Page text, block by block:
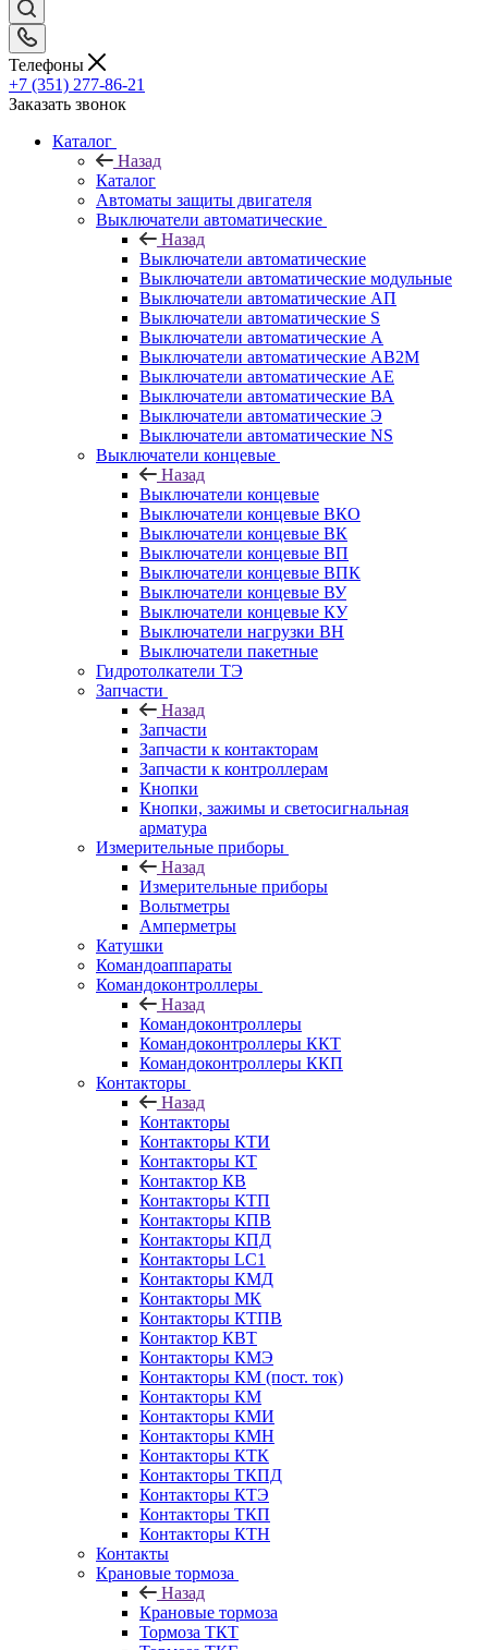
Телефоны
+7 (351) 277-86-21
Заказать звонок
Каталог
Назад
Каталог
Автоматы защиты двигателя
Выключатели автоматические
Назад
Выключатели автоматические
Выключатели автоматические модульные
Выключатели автоматические АП
Выключатели автоматические S
Выключатели автоматические А
Выключатели автоматические АВ2М
Выключатели автоматические АЕ
Выключатели автоматические ВА
Выключатели автоматические Э
Выключатели автоматические NS
Выключатели концевые
Назад
Выключатели концевые
Выключатели концевые ВКО
Выключатели концевые ВК
Выключатели концевые ВП
Выключатели концевые ВПК
Выключатели концевые ВУ
Выключатели концевые КУ
Выключатели нагрузки ВН
Выключатели пакетные
Гидротолкатели ТЭ
Запчасти
Назад
Запчасти
Запчасти к контакторам
Запчасти к контроллерам
Кнопки
Кнопки, зажимы и светосигнальная
арматура
Измерительные приборы
Назад
Измерительные приборы
Вольтметры
Амперметры
Катушки
Командоаппараты
Командоконтроллеры
Назад
Командоконтроллеры
Командоконтроллеры ККТ
Командоконтроллеры ККП
Контакторы
Назад
Контакторы
Контакторы КТИ
Контакторы КТ
Контактор КВ
Контакторы КТП
Контакторы КПВ
Контакторы КПД
Контакторы LC1
Контакторы КМД
Контакторы МК
Контакторы КТПВ
Контактор КВТ
Контакторы КМЭ
Контакторы КМ (пост. ток)
Контакторы КМ
Контакторы КМИ
Контакторы КМН
Контакторы КТК
Контакторы ТКПД
Контакторы КТЭ
Контакторы ТКП
Контакторы КТН
Контакты
Крановые тормоза
Назад
Крановые тормоза
Тормоза ТКТ